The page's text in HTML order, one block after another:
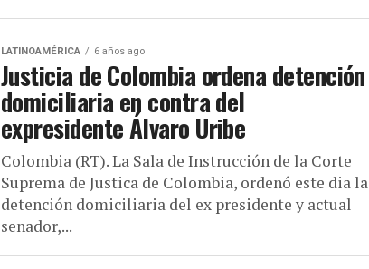
LATINOAMÉRICA 6 años ago
Justicia de Colombia ordena detención
domiciliaria en contra del
expresidente Álvaro Uribe
Colombia (RT). La Sala de Instrucción de la Corte
Suprema de Justica de Colombia, ordenó este dia la
detención domiciliaria del ex presidente y actual
senador,...